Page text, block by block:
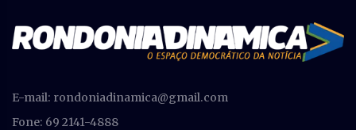
E-mail: rondoniadinamica@gmail.com
Fone: 69 2141-4888